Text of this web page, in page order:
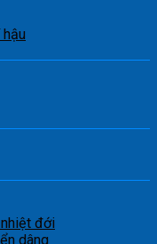
đới
dâng